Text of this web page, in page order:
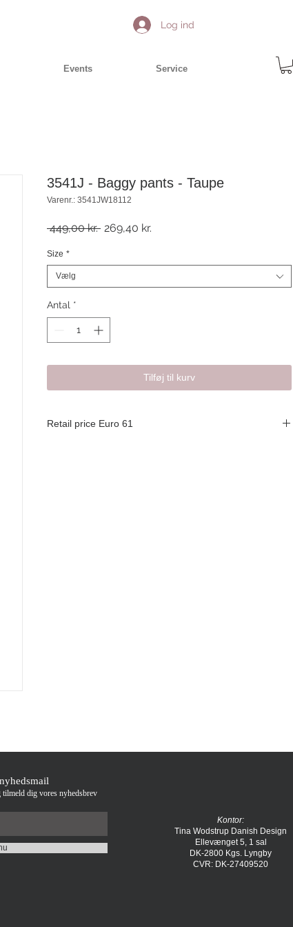
Log ind
Events Service
3541J - Baggy pants - Taupe
Varenr.: 3541JW18112
449,00 kr. Regulær
269,40 kr.
Size *
Vælg
Antal *
Tilføj til kurv
Retail price Euro 61
dig vores nyhedsbrev
Kontor:
Tina Wodstrup Danish Design
Ellevænget 5, 1 sal
DK-2800 Kgs. Lyngby
CVR: DK-27409520